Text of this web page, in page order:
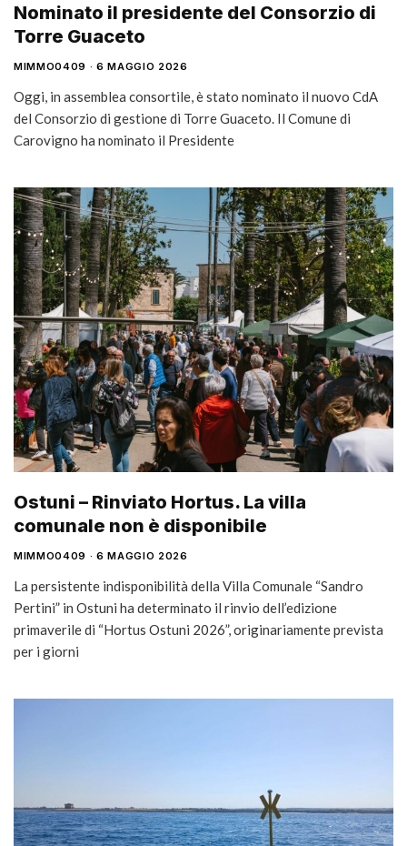
Nominato il presidente del Consorzio di
Torre Guaceto
MIMMO0409 6 MAGGIO 2026
Oggi, in assemblea consortile, è stato nominato il nuovo CdA
del Consorzio di gestione di Torre Guaceto. Il Comune di
Carovigno ha nominato il Presidente
Ostuni – Rinviato Hortus. La villa
comunale non è disponibile
MIMMO0409 6 MAGGIO 2026
La persistente indisponibilità della Villa Comunale “Sandro
Pertini” in Ostuni ha determinato il rinvio dell’edizione
primaverile di “Hortus Ostuni 2026”, originariamente prevista
per i giorni